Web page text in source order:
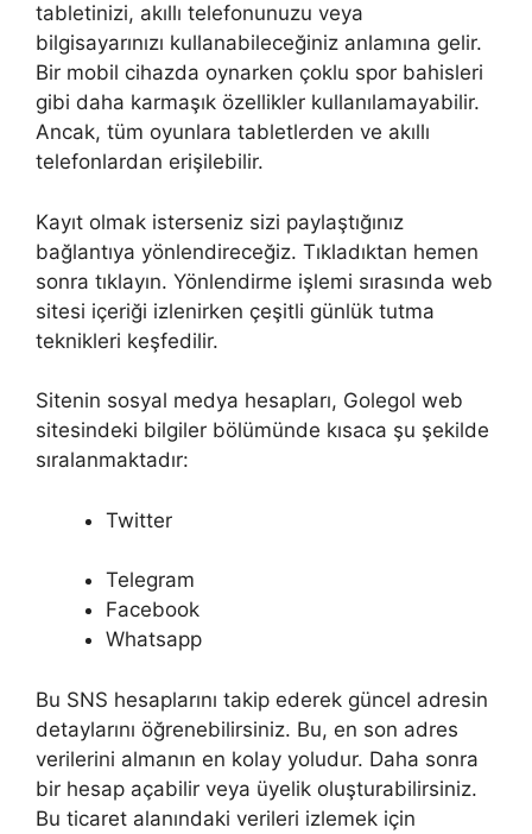
tabletinizi, akıllı telefonunuzu veya
bilgisayarınızı kullanabileceğiniz anlamına gelir.
Bir mobil cihazda oynarken çoklu spor bahisleri
gibi daha karmaşık özellikler kullanılamayabilir.
Ancak, tüm oyunlara tabletlerden ve akıllı
telefonlardan erişilebilir.
Kayıt olmak isterseniz sizi paylaştığınız
bağlantıya yönlendireceğiz. Tıkladıktan hemen
sonra tıklayın. Yönlendirme işlemi sırasında web
sitesi içeriği izlenirken çeşitli günlük tutma
teknikleri keşfedilir.
Sitenin sosyal medya hesapları, Golegol web
sitesindeki bilgiler bölümünde kısaca şu şekilde
sıralanmaktadır:
Twitter
Telegram
Facebook
Whatsapp
Bu SNS hesaplarını takip ederek güncel adresin
detaylarını öğrenebilirsiniz. Bu, en son adres
verilerini almanın en kolay yoludur. Daha sonra
bir hesap açabilir veya üyelik oluşturabilirsiniz.
Bu ticaret alanındaki verileri izlemek için